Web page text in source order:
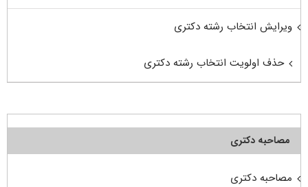
ویرایش انتخاب رشته دکتری
حذف اولویت انتخاب رشته دکتری
مصاحبه دکتری
مصاحبه دکتری